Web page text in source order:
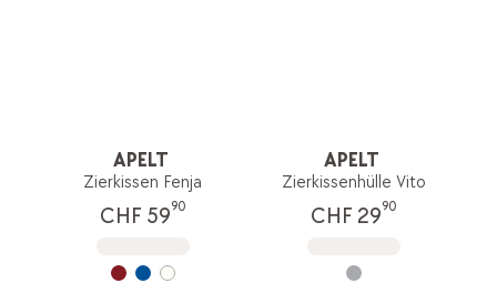
APELT
Zierkissen Fenja
CHF 5990
APELT
Zierkissenhülle Vito
CHF 2990